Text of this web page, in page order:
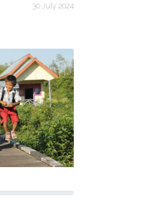
30 July 2024